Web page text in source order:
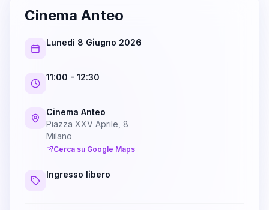
Cinema Anteo
Lunedì 8 Giugno 2026
11:00 - 12:30
Cinema Anteo
Piazza XXV Aprile, 8
Milano
Cerca su Google Maps
Ingresso libero